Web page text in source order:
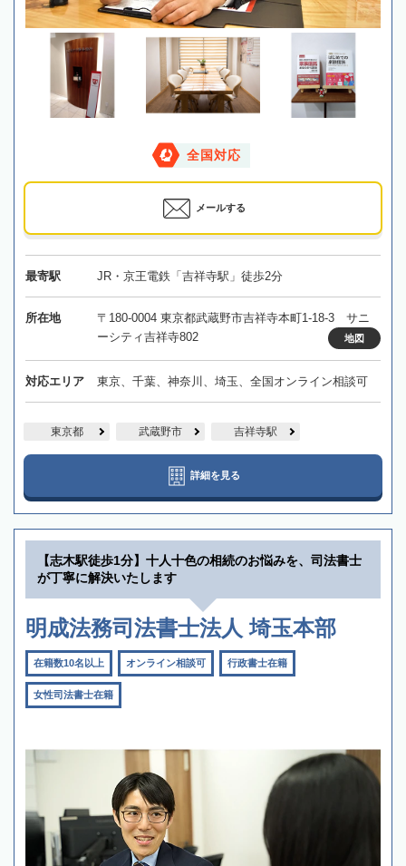
全国対応
メールする
最寄駅 JR・京王電鉄「吉祥寺駅」徒歩2分
所在地
〒180-0004 東京都武蔵野市吉祥寺本町1-18-3 サニ
ーシティ吉祥寺802
地図
対応エリア 東京、千葉、神奈川、埼玉、全国オンライン相談可
東京都 武蔵野市 吉祥寺駅
詳細を見る
【志木駅徒歩1分】十人十色の相続のお悩みを、司法書士
が丁寧に解決いたします
明成法務司法書士法人 埼玉本部
在籍数10名以上 オンライン相談可 行政書士在籍
女性司法書士在籍